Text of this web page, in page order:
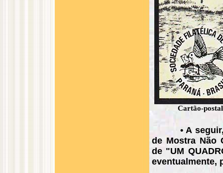
Cartão-
• A
de Mostra Não
de "UM
eventualmente,